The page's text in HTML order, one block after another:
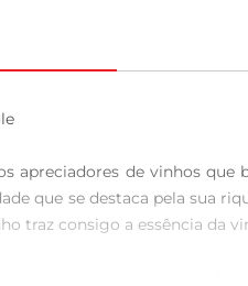
apreciadores de vinhos
que se destaca pela sua
traz consigo a essência da